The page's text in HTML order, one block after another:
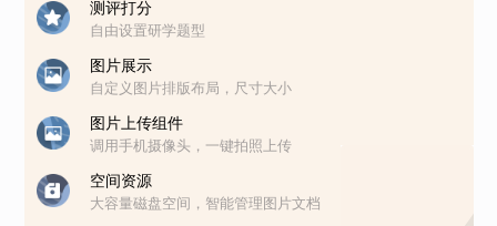
测评打分
自由设置研学题型
图片展示
自定义图片排版布局，尺寸大小
图片上传组件
调用手机摄像头，一键拍照上传
空间资源
大容量磁盘空间，智能管理图片文档